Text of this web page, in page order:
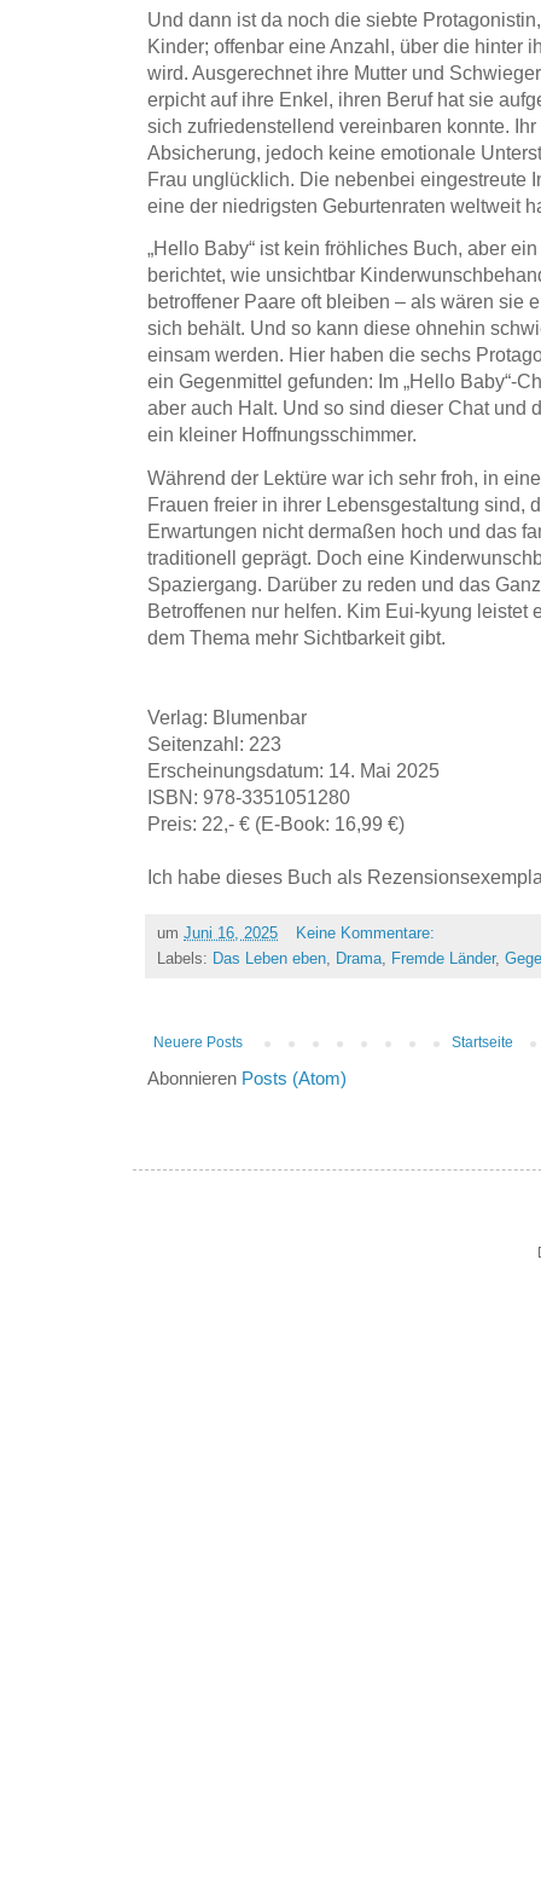
Und dann ist da noch die siebte
Kinder; offenbar eine Anzahl, über die hinter
wird. Ausgerechnet ihre Mutter und
erpicht auf ihre Enkel, ihren Beruf hat sie
sich zufriedenstellend vereinbaren konnte.
Absicherung, jedoch keine emotionale
Frau unglücklich. Die nebenbei eingestreute
eine der niedrigsten Geburtenraten weltweit
„Hello Baby“ ist kein fröhliches Buch, aber
berichtet, wie unsichtbar
betroffener Paare oft bleiben – als wären sie
sich behält. Und so kann diese ohnehin
einsam werden. Hier haben die sechs
ein Gegenmittel gefunden: Im „Hello Baby“-
aber auch Halt. Und so sind dieser Chat und
ein kleiner Hoffnungsschimmer.
Während der Lektüre war ich sehr froh, in
Frauen freier in ihrer Lebensgestaltung sind,
Erwartungen nicht dermaßen hoch und das
traditionell geprägt. Doch eine
Spaziergang. Darüber zu reden und das
Betroffenen nur helfen. Kim Eui-kyung leistet
dem Thema mehr Sichtbarkeit gibt.
Verlag: Blumenbar
Seitenzahl: 223
Erscheinungsdatum: 14. Mai 2025
ISBN: 978-3351051280
Preis: 22,- € (E-Book: 16,99 €)
Ich habe dieses Buch als
um Juni 16, 2025
Keine Kommentare:
Labels: Das Leben eben Drama Fremde Länder,
Neuere Posts Startseite
Abonnieren Posts (Atom)